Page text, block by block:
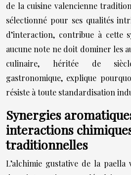
de la cuisine valencienne
sélectionné pour ses qualités
d’interaction, contribue à cette
aucune note ne doit dominer les
culinaire, héritée de
gastronomique, explique
résiste à toute standardisation
Synergies
interactions
traditionnelles
L’alchimie gustative de la paella